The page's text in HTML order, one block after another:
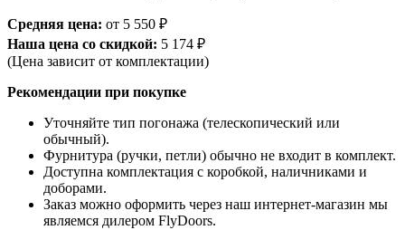
Средняя цена: от 5 550 ₽
Наша цена со скидкой: 5 174 ₽
(Цена зависит от комплектации)
Рекомендации при покупке
Уточняйте тип погонажа (телескопический или
обычный).
Фурнитура (ручки, петли) обычно не входит в комплект.
Доступна комплектация с коробкой, наличниками и
доборами.
Заказ можно оформить через наш интернет-магазин мы
являемся дилером FlyDoors.